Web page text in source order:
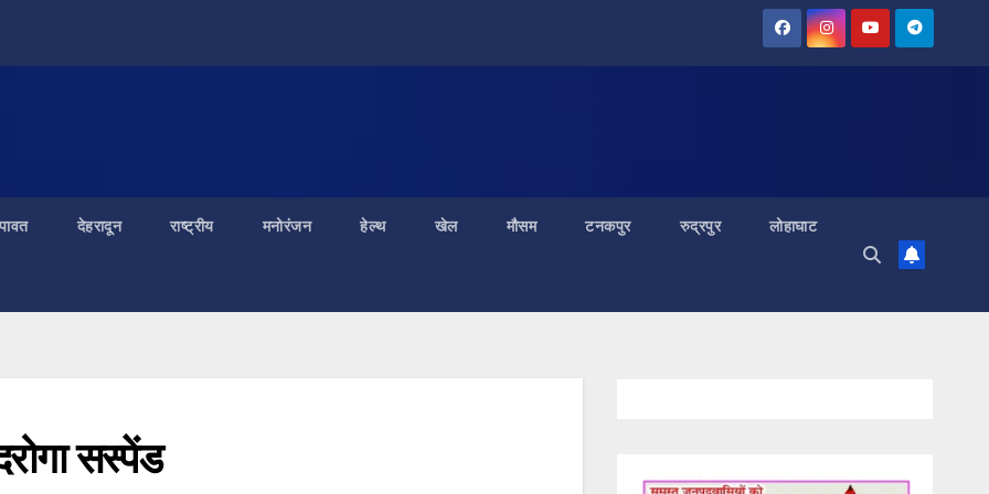
देहरादून राष्ट्रीय मनोरंजन हेल्थ खेल मौसम टनकपुर रुद्रपुर लोहाघाट
सस्पेंड